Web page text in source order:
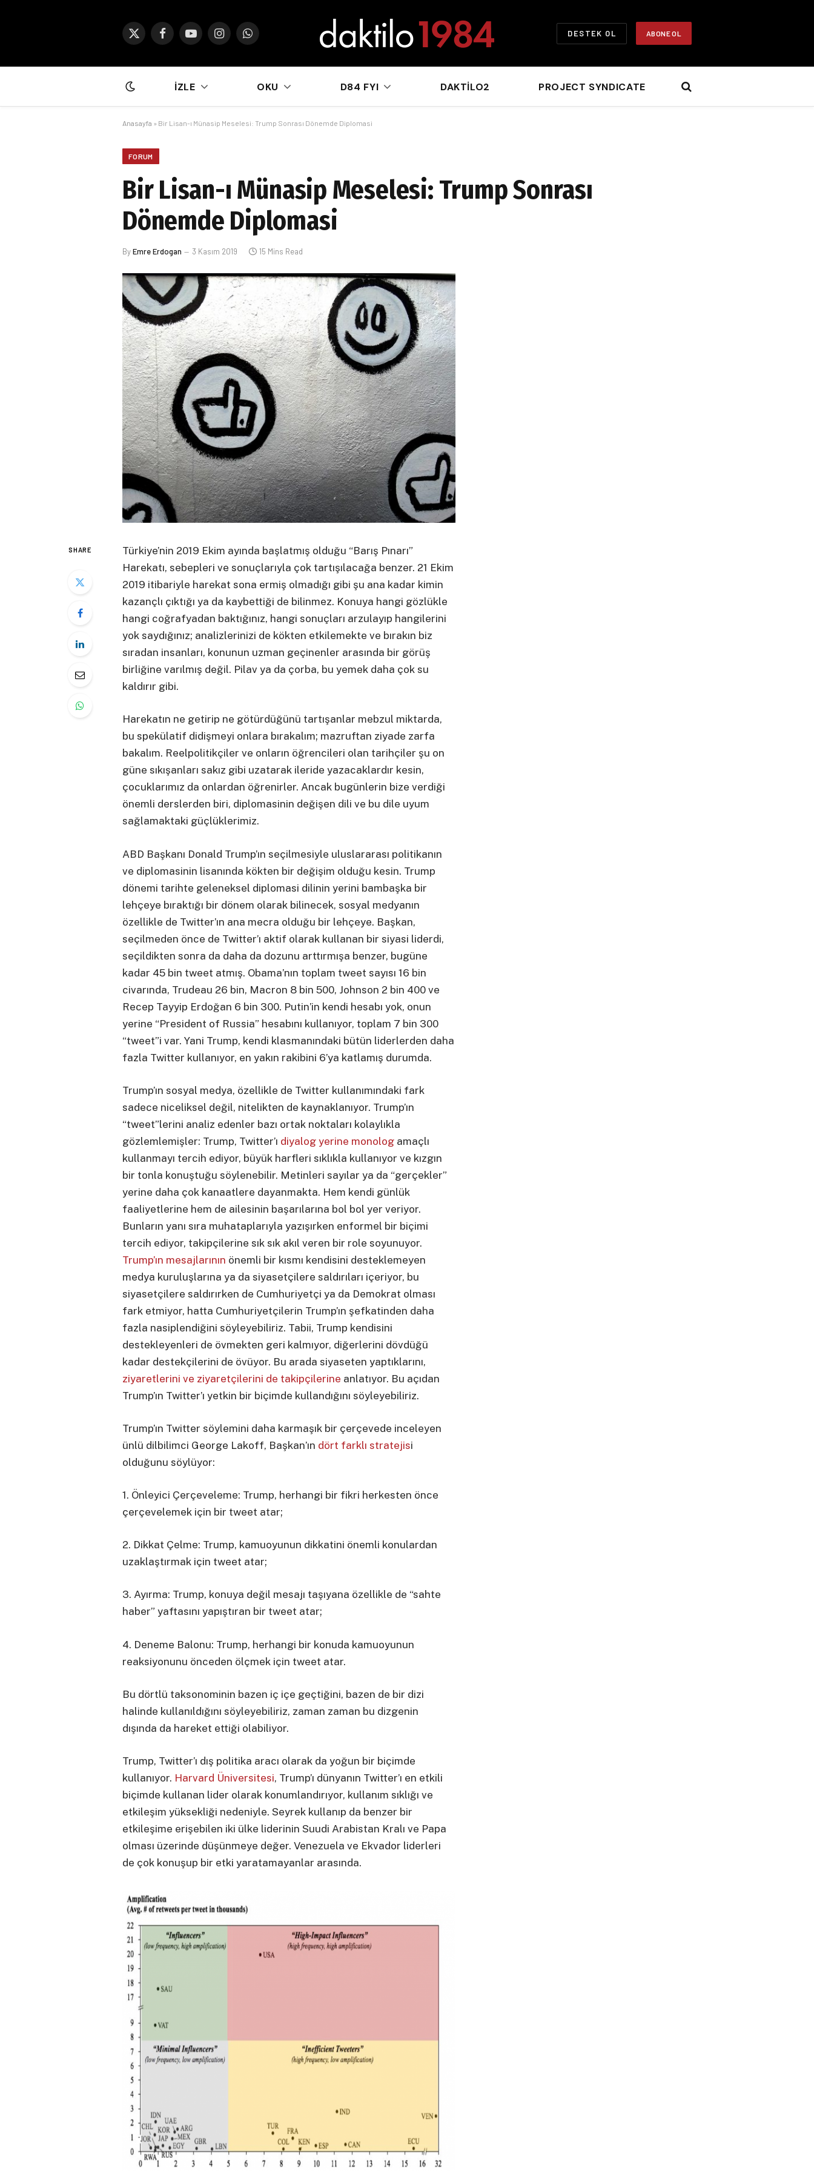
X
FacebookYouTubeInstagramWhatsApp
DESTEK OL ABONE OL
İZLE OKU D84 FYI DAKTILO2 PROJECT SYNDICATE
Anasayfa » Bir Lisan-ı Münasip Meselesi: Trump Sonrası Dönemde Diplomasi
FORUM
Bir Lisan-ı Münasip Meselesi: Trump Sonrası
Dönemde Diplomasi
ByEmre Erdogan 3 Kasım 2019 15 Mins Read
SHARE
Türkiye’nin 2019 Ekim ayında başlatmış olduğu “Barış Pınarı”
Harekatı, sebepleri ve sonuçlarıyla çok tartışılacağa benzer. 21 Ekim
2019 itibariyle harekat sona ermiş olmadığı gibi şu ana kadar kimin
kazançlı çıktığı ya da kaybettiği de bilinmez. Konuya hangi gözlükle
hangi coğrafyadan baktığınız, hangi sonuçları arzulayıp hangilerini
yok saydığınız; analizlerinizi de kökten etkilemekte ve bırakın biz
sıradan insanları, konunun uzman geçinenler arasında bir görüş
birliğine varılmış değil. Pilav ya da çorba, bu yemek daha çok su
kaldırır gibi.
Harekatın ne getirip ne götürdüğünü tartışanlar mebzul miktarda,
bu spekülatif didişmeyi onlara bırakalım; mazruftan ziyade zarfa
bakalım. Reelpolitikçiler ve onların öğrencileri olan tarihçiler şu on
güne sıkışanları sakız gibi uzatarak ileride yazacaklardır kesin,
çocuklarımız da onlardan öğrenirler. Ancak bugünlerin bize verdiği
önemli derslerden biri, diplomasinin değişen dili ve bu dile uyum
sağlamaktaki güçlüklerimiz.
ABD Başkanı Donald Trump’ın seçilmesiyle uluslararası politikanın
ve diplomasinin lisanında kökten bir değişim olduğu kesin. Trump
dönemi tarihte geleneksel diplomasi dilinin yerini bambaşka bir
lehçeye bıraktığı bir dönem olarak bilinecek, sosyal medyanın
özellikle de Twitter’ın ana mecra olduğu bir lehçeye. Başkan,
seçilmeden önce de Twitter’ı aktif olarak kullanan bir siyasi liderdi,
seçildikten sonra da daha da dozunu arttırmışa benzer, bugüne
kadar 45 bin tweet atmış. Obama’nın toplam tweet sayısı 16 bin
civarında, Trudeau 26 bin, Macron 8 bin 500, Johnson 2 bin 400 ve
Recep Tayyip Erdoğan 6 bin 300. Putin’in kendi hesabı yok, onun
yerine “President of Russia” hesabını kullanıyor, toplam 7 bin 300
“tweet”i var. Yani Trump, kendi klasmanındaki bütün liderlerden daha
fazla Twitter kullanıyor, en yakın rakibini 6’ya katlamış durumda.
Trump’ın sosyal medya, özellikle de Twitter kullanımındaki fark
sadece niceliksel değil, nitelikten de kaynaklanıyor. Trump’ın
“tweet”lerini analiz edenler bazı ortak noktaları kolaylıkla
gözlemlemişler: Trump, Twitter’ı diyalog yerine monolog amaçlı
kullanmayı tercih ediyor, büyük harfleri sıklıkla kullanıyor ve kızgın
bir tonla konuştuğu söylenebilir. Metinleri sayılar ya da “gerçekler”
yerine daha çok kanaatlere dayanmakta. Hem kendi günlük
faaliyetlerine hem de ailesinin başarılarına bol bol yer veriyor.
Bunların yanı sıra muhataplarıyla yazışırken enformel bir biçimi
tercih ediyor, takipçilerine sık sık akıl veren bir role soyunuyor.
Trump’ın mesajlarının önemli bir kısmı kendisini desteklemeyen
medya kuruluşlarına ya da siyasetçilere saldırıları içeriyor, bu
siyasetçilere saldırırken de Cumhuriyetçi ya da Demokrat olması
fark etmiyor, hatta Cumhuriyetçilerin Trump’ın şefkatinden daha
fazla nasiplendiğini söyleyebiliriz. Tabii, Trump kendisini
destekleyenleri de övmekten geri kalmıyor, diğerlerini dövdüğü
kadar destekçilerini de övüyor. Bu arada siyaseten yaptıklarını,
ziyaretlerini ve ziyaretçilerini de takipçilerine anlatıyor. Bu açıdan
Trump’ın Twitter’ı yetkin bir biçimde kullandığını söyleyebiliriz.
Trump’ın Twitter söylemini daha karmaşık bir çerçevede inceleyen
ünlü dilbilimci George Lakoff, Başkan’ın dört farklı stratejisi
olduğunu söylüyor:
1. Önleyici Çerçeveleme: Trump, herhangi bir fikri herkesten önce
çerçevelemek için bir tweet atar;
2. Dikkat Çelme: Trump, kamuoyunun dikkatini önemli konulardan
uzaklaştırmak için tweet atar;
3. Ayırma: Trump, konuya değil mesajı taşıyana özellikle de “sahte
haber” yaftasını yapıştıran bir tweet atar;
4. Deneme Balonu: Trump, herhangi bir konuda kamuoyunun
reaksiyonunu önceden ölçmek için tweet atar.
Bu dörtlü taksonominin bazen iç içe geçtiğini, bazen de bir dizi
halinde kullanıldığını söyleyebiliriz, zaman zaman bu dizgenin
dışında da hareket ettiği olabiliyor.
Trump, Twitter’ı dış politika aracı olarak da yoğun bir biçimde
kullanıyor. Harvard Üniversitesi, Trump’ı dünyanın Twitter’ı en etkili
biçimde kullanan lider olarak konumlandırıyor, kullanım sıklığı ve
etkileşim yüksekliği nedeniyle. Seyrek kullanıp da benzer bir
etkileşime erişebilen iki ülke liderinin Suudi Arabistan Kralı ve Papa
olması üzerinde düşünmeye değer. Venezuela ve Ekvador liderleri
de çok konuşup bir etki yaratamayanlar arasında.